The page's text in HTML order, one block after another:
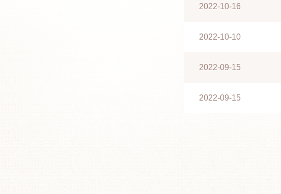
2022-10-16
2022-10-10
2022-09-15
2022-09-15